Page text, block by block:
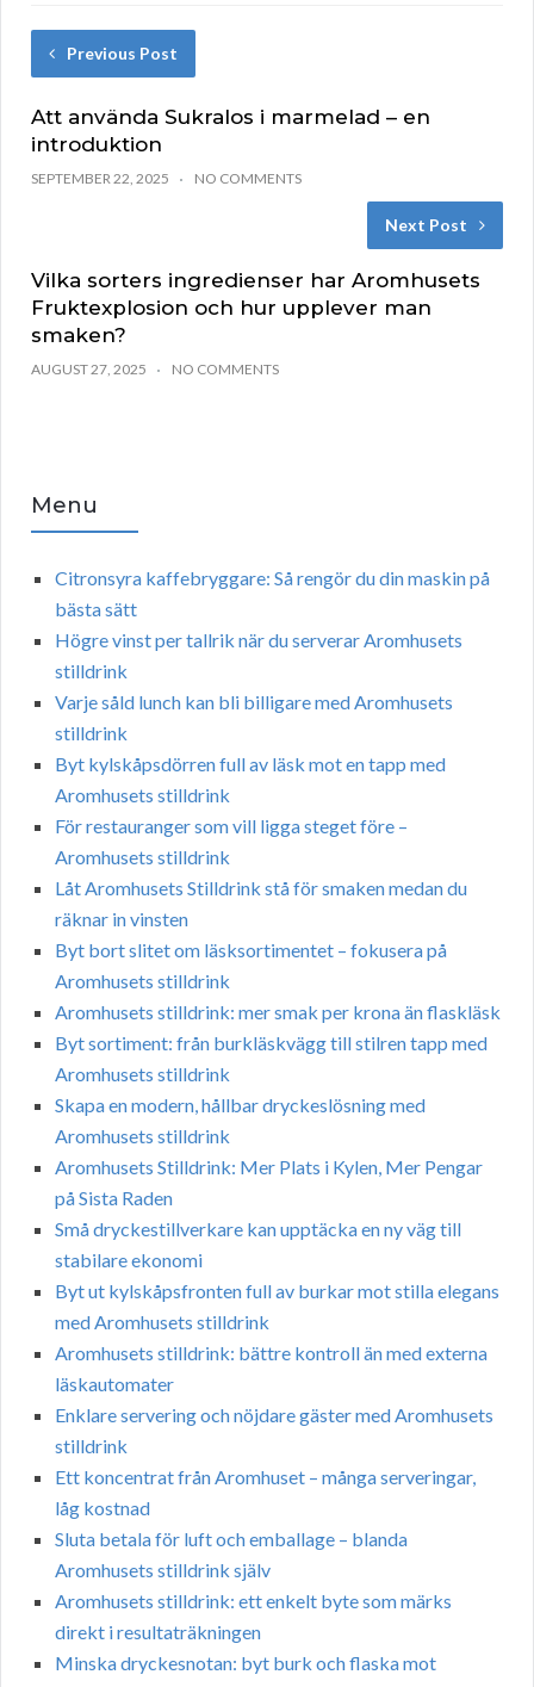
Previous Post
Att använda Sukralos i marmelad – en
introduktion
SEPTEMBER 22, 2025 NO COMMENTS
Next Post
Vilka sorters ingredienser har Aromhusets
Fruktexplosion och hur upplever man
smaken?
AUGUST 27, 2025 NO COMMENTS
Menu
Citronsyra kaffebryggare: Så rengör du din maskin på
bästa sätt
Högre vinst per tallrik när du serverar Aromhusets
stilldrink
Varje såld lunch kan bli billigare med Aromhusets
stilldrink
Byt kylskåpsdörren full av läsk mot en tapp med
Aromhusets stilldrink
För restauranger som vill ligga steget före –
Aromhusets stilldrink
Låt Aromhusets Stilldrink stå för smaken medan du
räknar in vinsten
Byt bort slitet om läsksortimentet – fokusera på
Aromhusets stilldrink
Aromhusets stilldrink: mer smak per krona än flaskläsk
Byt sortiment: från burkläskvägg till stilren tapp med
Aromhusets stilldrink
Skapa en modern, hållbar dryckeslösning med
Aromhusets stilldrink
Aromhusets Stilldrink: Mer Plats i Kylen, Mer Pengar
på Sista Raden
Små dryckestillverkare kan upptäcka en ny väg till
stabilare ekonomi
Byt ut kylskåpsfronten full av burkar mot stilla elegans
med Aromhusets stilldrink
Aromhusets stilldrink: bättre kontroll än med externa
läskautomater
Enklare servering och nöjdare gäster med Aromhusets
stilldrink
Ett koncentrat från Aromhuset – många serveringar,
låg kostnad
Sluta betala för luft och emballage – blanda
Aromhusets stilldrink själv
Aromhusets stilldrink: ett enkelt byte som märks
direkt i resultaträkningen
Minska dryckesnotan: byt burk och flaska mot